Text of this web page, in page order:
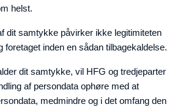
helst.
dit samtykke påvirker ikke legitimiteten
foretaget inden en sådan tilbagekaldelse.
dit samtykke, vil HFG og tredjeparter
af persondata ophøre med at
medmindre og i det omfang den